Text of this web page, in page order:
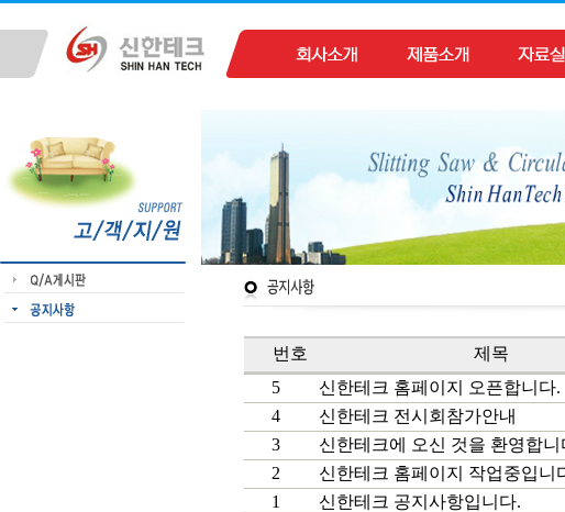
번호 제목
5
신한테크 홈페이지 오픈합니다.
4
신한테크 전시회참가안내
3
신한테크에 오신 것을 환영합니
2
신한테크 홈페이지 작업중입니
1
신한테크 공지사항입니다.